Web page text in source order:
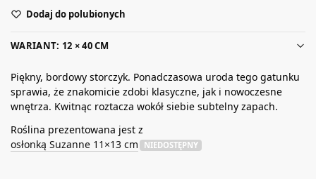
Dodaj do polubionych
WARIANT: 12 × 40 CM
Piękny, bordowy storczyk. Ponadczasowa uroda tego gatunku
sprawia, że znakomicie zdobi klasyczne, jak i nowoczesne
wnętrza. Kwitnąc roztacza wokół siebie subtelny zapach.
Roślina prezentowana jest z
osłonką Suzanne 11×13 cm
NIEDOSTĘPNY